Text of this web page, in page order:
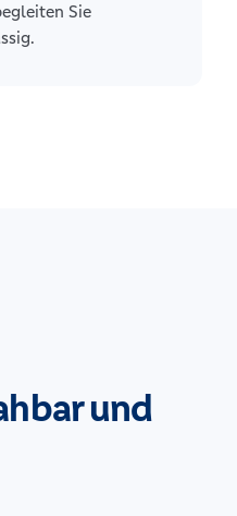
Sie
und